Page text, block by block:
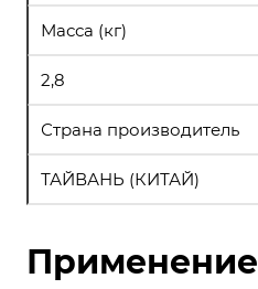
Масса (кг)
2,8
Страна производитель
ТАЙВАНЬ (КИТАЙ)
Применение